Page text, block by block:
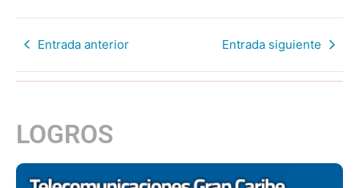
Entrada anterior Entrada siguiente
LOGROS